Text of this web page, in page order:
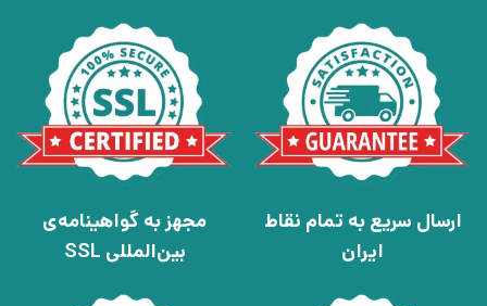
ارسال سریع به تمام نقاط
ایران
مجهز به گواهینامه‌ی
بین‌المللی SSL